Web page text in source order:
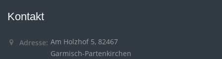
Kontakt
Adresse: Am Holzhof 5, 82467
Garmisch-Partenkirchen